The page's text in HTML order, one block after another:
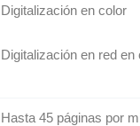
Digitalización en color
Digitalización en red en
Hasta 45 páginas por